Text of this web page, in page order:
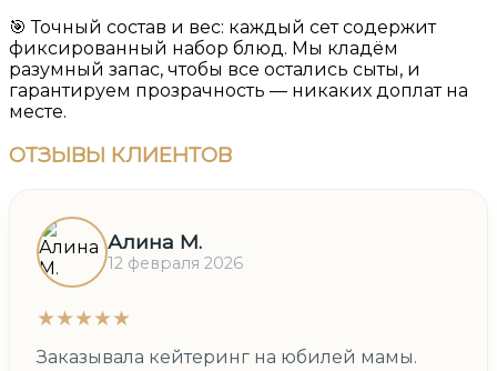
🎯 Точный состав и вес: каждый сет содержит
фиксированный набор блюд. Мы кладём
разумный запас, чтобы все остались сыты, и
гарантируем прозрачность — никаких доплат на
месте.
ОТЗЫВЫ КЛИЕНТОВ
Алина М.
12 февраля 2026
★★★★★
Заказывала кейтеринг на юбилей мамы.